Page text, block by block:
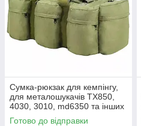
Сумка-рюкзак для кемпінгу,
для металошукачів TX850,
4030, 3010, md6350 та інших
(ємність 100 л)
Готово до відправки